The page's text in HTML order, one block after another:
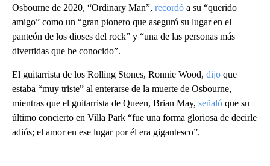
Osbourne de 2020, “Ordinary Man”, recordó a su “querido
amigo” como un “gran pionero que aseguró su lugar en el
panteón de los dioses del rock” y “una de las personas más
divertidas que he conocido”.
El guitarrista de los Rolling Stones, Ronnie Wood, dijo que
estaba “muy triste” al enterarse de la muerte de Osbourne,
mientras que el guitarrista de Queen, Brian May, señaló que su
último concierto en Villa Park “fue una forma gloriosa de decirle
adiós; el amor en ese lugar por él era gigantesco”.